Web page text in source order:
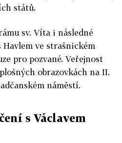
států.
sv. Víta i následné
ve strašnickém
pro pozvané. Veřejnost
obrazovkách na II.
náměstí.
s Václavem